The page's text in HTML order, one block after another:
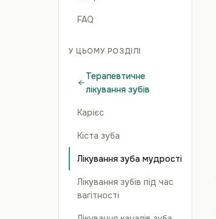
FAQ
У ЦЬОМУ РОЗДІЛІ
Терапевтичне
лікування зубів
Карієс
Кіста зуба
Лікування зуба мудрості
Лікування зубів під час
вагітності